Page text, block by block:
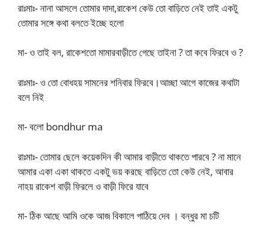
রাঃমাঃ- নানা আসলে তোমার দাদা,রাকেশ কেউ তো বাড়িতে নেই তাই একটু
তোমার সঙ্গে কথা বলতে ইচ্ছে হলো
মা- ও তাই বল, রাকেশতো মামারবাড়ীতে গেছে তাইনা ? তা কবে ফিরবে ও ?
রাঃমাঃ- ও তো বোধহয় সামনের শনিবার ফিরবে।আচ্ছা আগে কাজের কথাটা
বলে নিই
মা- বলো bondhur ma
রাঃমাঃ- তোমার ছেলে কয়েকদিন কী আমার বাড়ীতে থাকতে পারবে ? না মানে
আমার একা একা থাকতে একটু ভয় করছে বাড়িতে তো কেউ নেই, আবার
নাহয় রাকেশ বাড়ী ফিরলে ও বাড়ী ফিরে যাবে
মা- ঠিক আছে আমি ওকে আজ বিকালে পাঠিয়ে দেব । বন্ধুর মা চটি